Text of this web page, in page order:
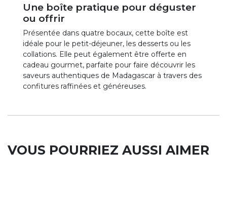
Une boîte pratique pour déguster
ou offrir
Présentée dans quatre bocaux, cette boîte est
idéale pour le petit-déjeuner, les desserts ou les
collations. Elle peut également être offerte en
cadeau gourmet, parfaite pour faire découvrir les
saveurs authentiques de Madagascar à travers des
confitures raffinées et généreuses.
VOUS POURRIEZ AUSSI AIMER